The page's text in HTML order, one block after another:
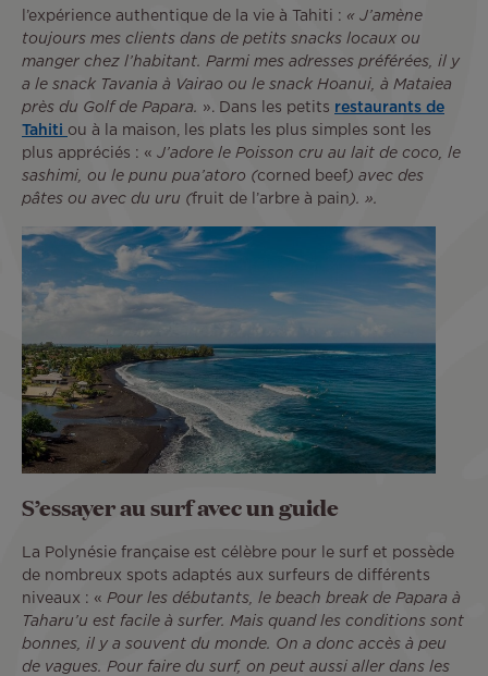
l’expérience authentique de la vie à Tahiti : « J’amène
toujours mes clients dans de petits snacks locaux ou
manger chez l’habitant. Parmi mes adresses préférées, il y
a le snack Tavania à Vairao ou le snack Hoanui, à Mataiea
près du Golf de Papara. ». Dans les petits restaurants de
Tahiti ou à la maison, les plats les plus simples sont les
plus appréciés : « J’adore le Poisson cru au lait de coco, le
sashimi, ou le punu pua’atoro (corned beef) avec des
pâtes ou avec du uru (fruit de l’arbre à pain). ».
S’essayer au surf avec un guide
La Polynésie française est célèbre pour le surf et possède
de nombreux spots adaptés aux surfeurs de différents
niveaux : « Pour les débutants, le beach break de Papara à
Taharu’u est facile à surfer. Mais quand les conditions sont
bonnes, il y a souvent du monde. On a donc accès à peu
de vagues. Pour faire du surf, on peut aussi aller dans les